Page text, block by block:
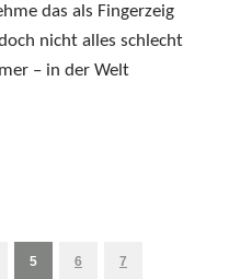
das als Fingerzeig
nicht alles schlecht
– in der Welt
5 6 7